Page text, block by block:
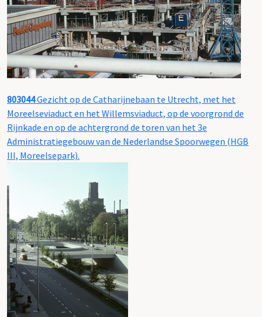
803044Gezicht op de Catharijnebaan te Utrecht, met het
Moreelseviaduct en het Willemsviaduct, op de voorgrond de
Rijnkade en op de achtergrond de toren van het 3e
Administratiegebouw van de Nederlandse Spoorwegen (HGB
III, Moreelsepark).